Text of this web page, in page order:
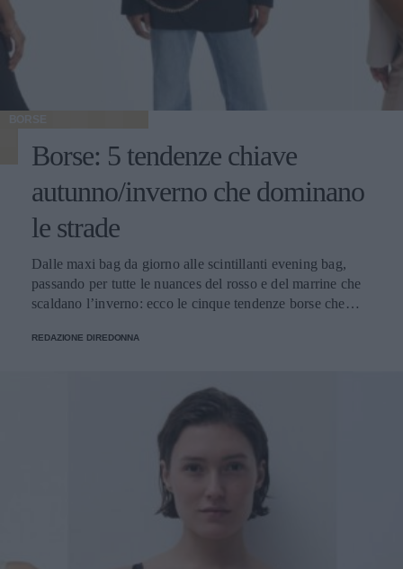
BORSE
Borse: 5 tendenze chiave
autunno/inverno che dominano
le strade
Dalle maxi bag da giorno alle scintillanti evening bag,
passando per tutte le nuances del rosso e del marrine che
scaldano l’inverno: ecco le cinque tendenze borse che
REDAZIONE DIREDONNA